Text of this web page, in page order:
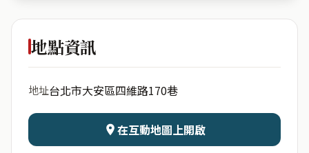
世界敦南
日期 出生時辰
地點資訊
地址台北市大安區四維路170巷
在互動地圖上開啟